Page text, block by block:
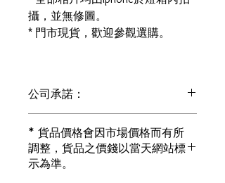
攝，並無修圖。
* 門市現貨，歡迎參觀選購。
公司承諾：
冇加色！冇化妝！
i) 所有已鑲玉器珠寶丶玉鐲丶擺件皆 奉
送 [香港翡翠鑑証書]
* 貨品價格會因市場價格而有所
調整，貨品之價錢以當天網站標
示為準。